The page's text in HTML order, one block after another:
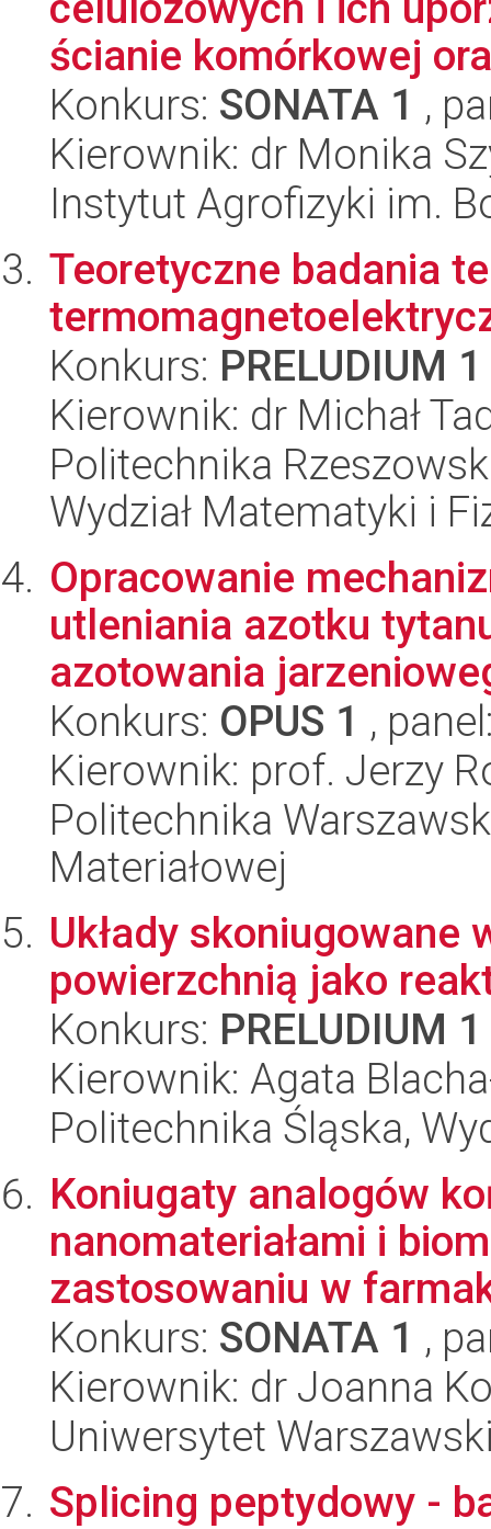
ścianie komórkowej
Konkurs: SONATA 1 ,
Kierownik: dr Monika
Instytut Agrofizyki im.
Teoretyczne badania
Konkurs: PRELUDIUM 1
Kierownik: dr Michał
Politechnika
Wydział Matematyki i
Opracowanie
utleniania azotku
azotowania
Konkurs: OPUS 1 ,
Kierownik: prof. Jerzy
Politechnika
Materiałowej
Układy skoniugowane
powierzchnią jako
Konkurs: PRELUDIUM 1
Kierownik: Agata
Politechnika Śląska,
Koniugaty analogów
nanomateriałami i
zastosowaniu w
Konkurs: SONATA 1 ,
Kierownik: dr Joanna
Uniwersytet
Splicing peptydowy -